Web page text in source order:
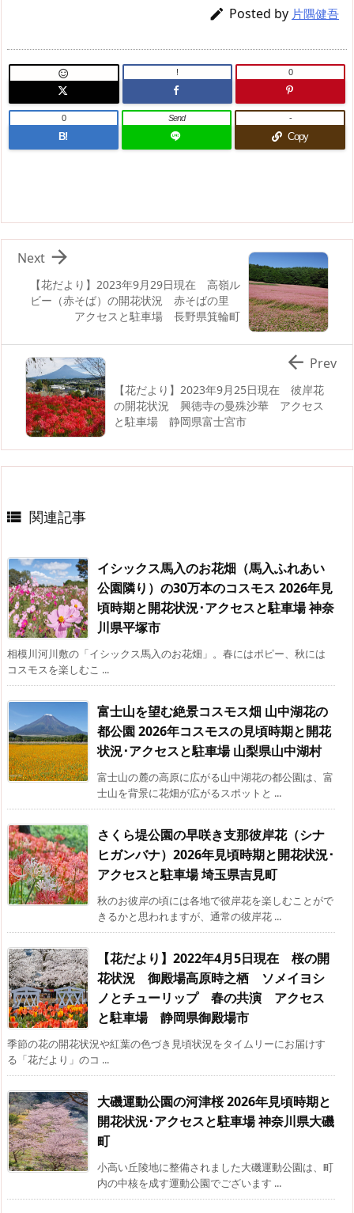
 Posted by 片隅健吾
 ! 0
B!
0 Send
Copy
-
【花だより】2023年9月29日現在 高嶺ル
ビー（赤そば）の開花状況 赤そばの里
アクセスと駐車場 長野県箕輪町

Next
【花だより】2023年9月25日現在 彼岸花
の開花状況 興徳寺の曼殊沙華 アクセス
と駐車場 静岡県富士宮市
 Prev
 関連記事
イシックス馬入のお花畑（馬入ふれあい
公園隣り）の30万本のコスモス 2026年見
頃時期と開花状況･アクセスと駐車場 神奈
川県平塚市
相模川河川敷の「イシックス馬入のお花畑」。春にはポピー、秋には
コスモスを楽しむこ ...
富士山を望む絶景コスモス畑 山中湖花の
都公園 2026年コスモスの見頃時期と開花
状況･アクセスと駐車場 山梨県山中湖村
富士山の麓の高原に広がる山中湖花の都公園は、富
士山を背景に花畑が広がるスポットと ...
さくら堤公園の早咲き支那彼岸花（シナ
ヒガンバナ）2026年見頃時期と開花状況･
アクセスと駐車場 埼玉県吉見町
秋のお彼岸の頃には各地で彼岸花を楽しむことがで
きるかと思われますが、通常の彼岸花 ...
【花だより】2022年4月5日現在 桜の開
花状況 御殿場高原時之栖 ソメイヨシ
ノとチューリップ 春の共演 アクセス
と駐車場 静岡県御殿場市
季節の花の開花状況や紅葉の色づき見頃状況をタイムリーにお届けす
る「花だより」のコ ...
大磯運動公園の河津桜 2026年見頃時期と
開花状況･アクセスと駐車場 神奈川県大磯
町
小高い丘陵地に整備されました大磯運動公園は、町
内の中核を成す運動公園でございます ...